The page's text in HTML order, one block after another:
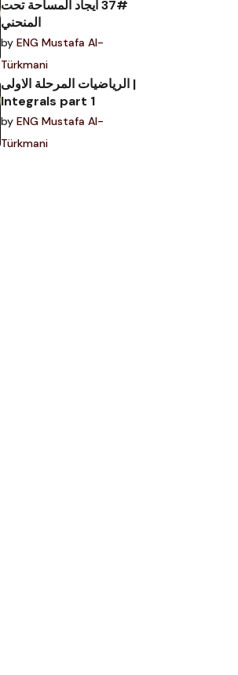
#37 ايجاد المساحة تحت
المنحني
by ENG Mustafa Al-
Türkmani
الرياضيات المرحلة الاولى |
Integrals part 1
by ENG Mustafa Al-
Türkmani